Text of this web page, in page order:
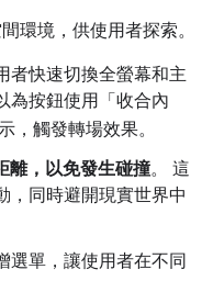
環境，供使用者探索。
者快速切換全螢幕和主
為按鈕使用「收合內
，觸發轉場效果。
離，以免發生碰撞。 這
，同時避開現實世界中
選單，讓使用者在不同